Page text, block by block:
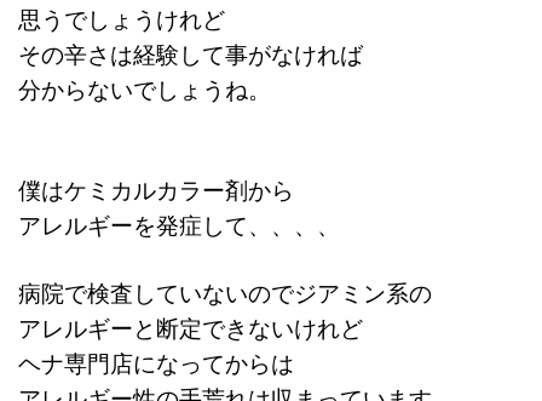
思うでしょうけれど
その辛さは経験して事がなければ
分からないでしょうね。
僕はケミカルカラー剤から
アレルギーを発症して、、、、
病院で検査していないのでジアミン系の
アレルギーと断定できないけれど
ヘナ専門店になってからは